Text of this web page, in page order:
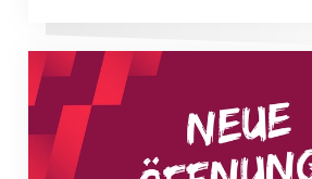
Neue Empfangszeiten ab 1.